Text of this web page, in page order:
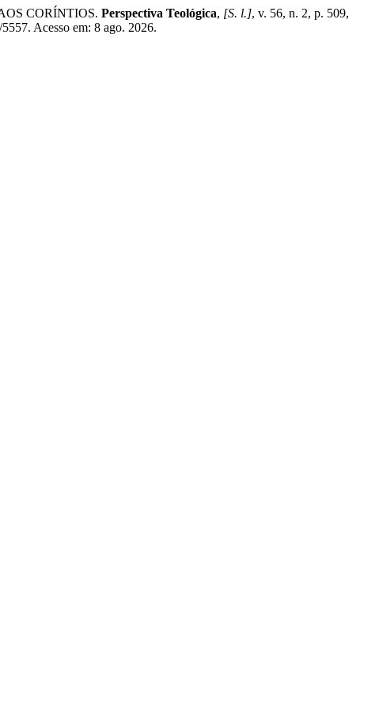
CORÍNTIOS. Perspectiva Teológica, [S. l.], v. 56, n. 2, p. 509,
Acesso em: 8 ago. 2026.